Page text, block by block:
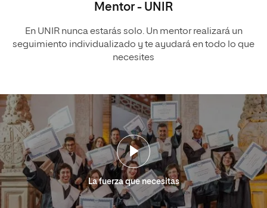
Mentor - UNIR
En UNIR nunca estarás solo. Un mentor realizará un
seguimiento individualizado y te ayudará en todo lo que
necesites
La fuerza que necesitas